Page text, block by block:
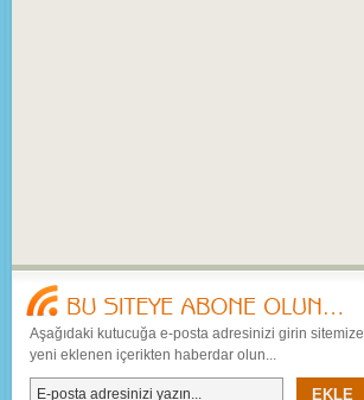
Aşağıdaki kutucuğa e-posta adresinizi girin sitemize
yeni eklenen içerikten haberdar olun...